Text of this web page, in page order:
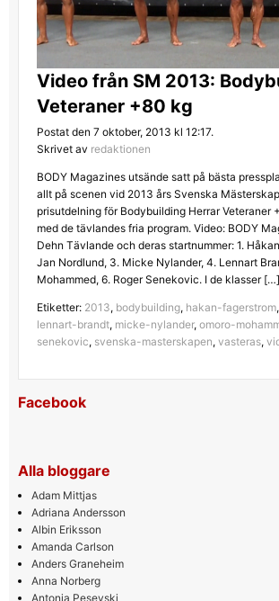
Video från SM 2013:
Veteraner +80 kg
Postat den 7 oktober, 2013 kl 12:17.
Skrivet av redaktionen
BODY Magazines utsände satt på bästa
allt på scenen vid 2013 års Svenska
prisutdelning för Bodybuilding Herrar Veteraner
med de tävlandes fria program. Video: BODY
Dehn Tävlande och deras startnummer: 1.
Jan Nordlund, 3. Micke Nylander, 4. Lennart
Mohammed, 6. Roger Senekovic. I de klasser […]
Etiketter: 2013, bodybuilding, hakan-fagerstrom,
lennart-brandt, micke-nylander, omoro-
senekovic, svenska-masterskapen, vasteras,
Facebook
Alla bloggare
Adam Mittjas
Adriana Andersson
Albin Eriksson
Amanda Carlson
Anders Graneheim
Anna Norberg
Antonia Pesevski